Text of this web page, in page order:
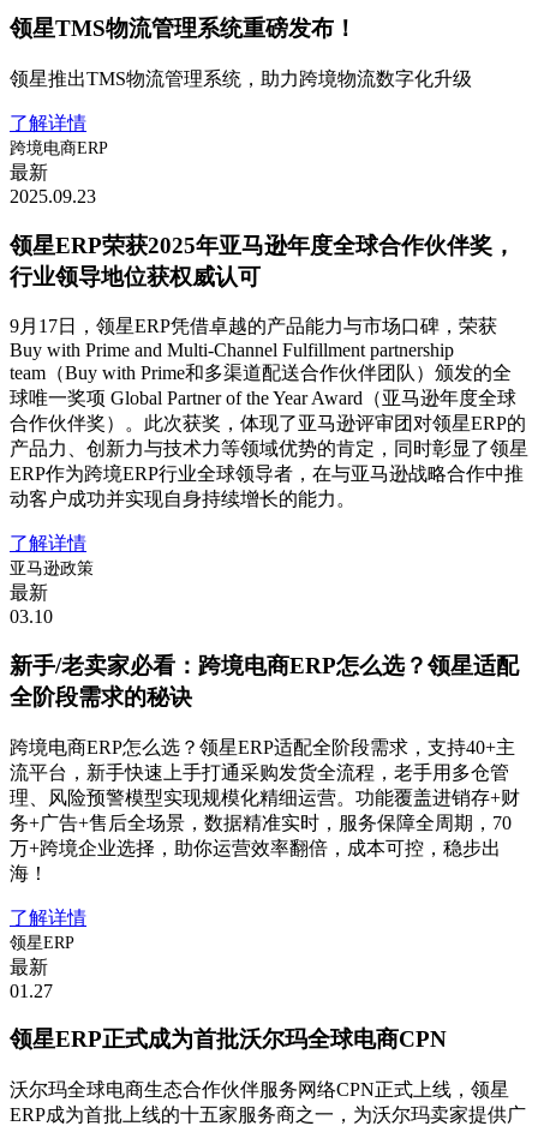
领星TMS物流管理系统重磅发布！
领星推出TMS物流管理系统，助力跨境物流数字化升级
了解详情
跨境电商ERP
最新
2025.09.23
领星ERP荣获2025年亚马逊年度全球合作伙伴奖，
行业领导地位获权威认可
9月17日，领星ERP凭借卓越的产品能力与市场口碑，荣获
Buy with Prime and Multi-Channel Fulfillment partnership
team（Buy with Prime和多渠道配送合作伙伴团队）颁发的全
球唯一奖项 Global Partner of the Year Award（亚马逊年度全球
合作伙伴奖）。此次获奖，体现了亚马逊评审团对领星ERP的
产品力、创新力与技术力等领域优势的肯定，同时彰显了领星
ERP作为跨境ERP行业全球领导者，在与亚马逊战略合作中推
动客户成功并实现自身持续增长的能力。
了解详情
亚马逊政策
最新
03.10
新手/老卖家必看：跨境电商ERP怎么选？领星适配
全阶段需求的秘诀
跨境电商ERP怎么选？领星ERP适配全阶段需求，支持40+主
流平台，新手快速上手打通采购发货全流程，老手用多仓管
理、风险预警模型实现规模化精细运营。功能覆盖进销存+财
务+广告+售后全场景，数据精准实时，服务保障全周期，70
万+跨境企业选择，助你运营效率翻倍，成本可控，稳步出
海！
了解详情
领星ERP
最新
01.27
领星ERP正式成为首批沃尔玛全球电商CPN
沃尔玛全球电商生态合作伙伴服务网络CPN正式上线，领星
ERP成为首批上线的十五家服务商之一，为沃尔玛卖家提供广